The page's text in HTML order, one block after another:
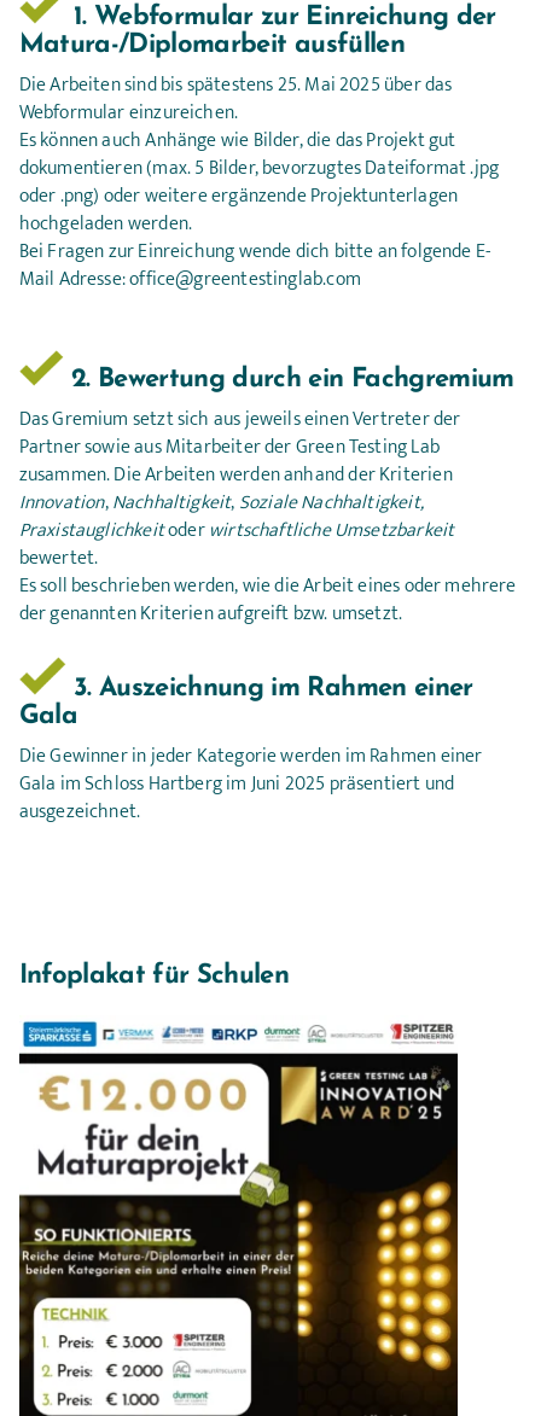
1. Webformular zur Einreichung der
Matura-/Diplomarbeit ausfüllen
Die Arbeiten sind bis spätestens 25. Mai 2025 über das
Webformular einzureichen.
Es können auch Anhänge wie Bilder, die das Projekt gut
dokumentieren (max. 5 Bilder, bevorzugtes Dateiformat .jpg
oder .png) oder weitere ergänzende Projektunterlagen
hochgeladen werden.
Bei Fragen zur Einreichung wende dich bitte an folgende E-
Mail Adresse: office@greentestinglab.com
2. Bewertung durch ein Fachgremium
Das Gremium setzt sich aus jeweils einen Vertreter der
Partner sowie aus Mitarbeiter der Green Testing Lab
zusammen. Die Arbeiten werden anhand der Kriterien
Innovation,Nachhaltigkeit,Soziale Nachhaltigkeit,
Praxistauglichkeitoderwirtschaftliche Umsetzbarkeit
bewertet.
Es soll beschrieben werden, wie die Arbeit eines oder mehrere
der genannten Kriterien aufgreift bzw. umsetzt.
3. Auszeichnung im Rahmen einer
Gala
Die Gewinner in jeder Kategorie werden im Rahmen einer
Gala im Schloss Hartberg im Juni 2025 präsentiert und
ausgezeichnet.
Infoplakat für Schulen